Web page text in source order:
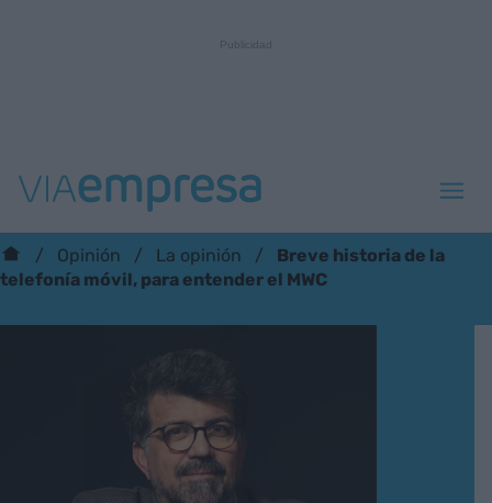
Opinión La opinión
Breve historia de la
telefonía móvil, para entender el MWC